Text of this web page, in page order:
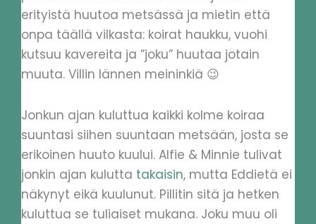
erityistä huutoa metsässä ja mietin että
onpa täällä vilkasta: koirat haukku, vuohi
kutsuu kavereita ja ”joku” huutaa jotain
muuta. Villin lännen meininkiä 😉
Jonkun ajan kuluttua kaikki kolme koiraa
suuntasi siihen suuntaan metsään, josta se
erikoinen huuto kuului. Alfie & Minnie tulivat
jonkin ajan kulutta takaisin, mutta Eddietä ei
näkynyt eikä kuulunut. Pillitin sitä ja hetken
kuluttua se tuliaiset mukana. Joku muu oli